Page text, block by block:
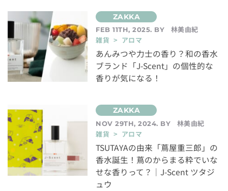
FEB 11TH, 2025. BY
林美由紀
雑貨 > アロマ
あんみつや力士の香り？和の香水
ブランド「J-Scent」の個性的な
香りが気になる！
NOV 29TH, 2024. BY
林美由紀
雑貨 > アロマ
TSUTAYAの由来「蔦屋重三郎」の
香水誕生！蔦のからまる粋でいな
せな香りって？｜J-Scent ツタジ
ュウ